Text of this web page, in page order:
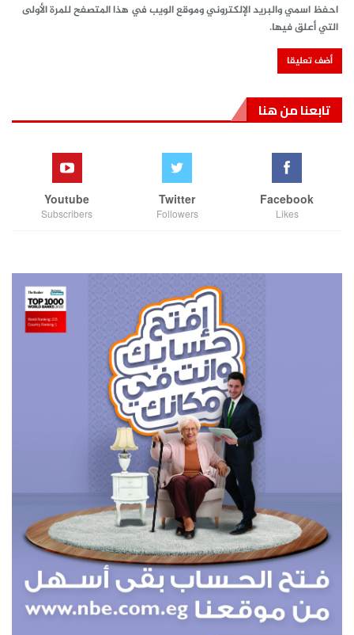
احفظ اسمي والبريد الإلكتروني وموقع الويب في هذا المتصفح للمرة الأولى
التي أعلق فيها.
تابعنا من هنا
Facebook
Likes
Twitter
Followers
Youtube
Subscribers